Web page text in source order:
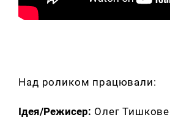
Над роликом працювали:
Ідея/Режисер: Олег